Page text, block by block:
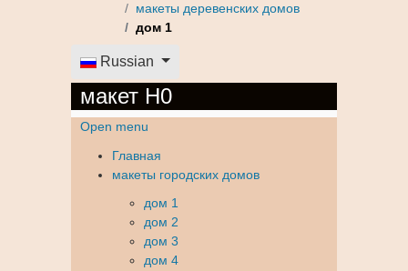
макеты деревенских домов
дом 1
Выберите язык
Russian
макет H0
Open menu
Главная
макеты городских домов
дом 1
дом 2
дом 3
дом 4